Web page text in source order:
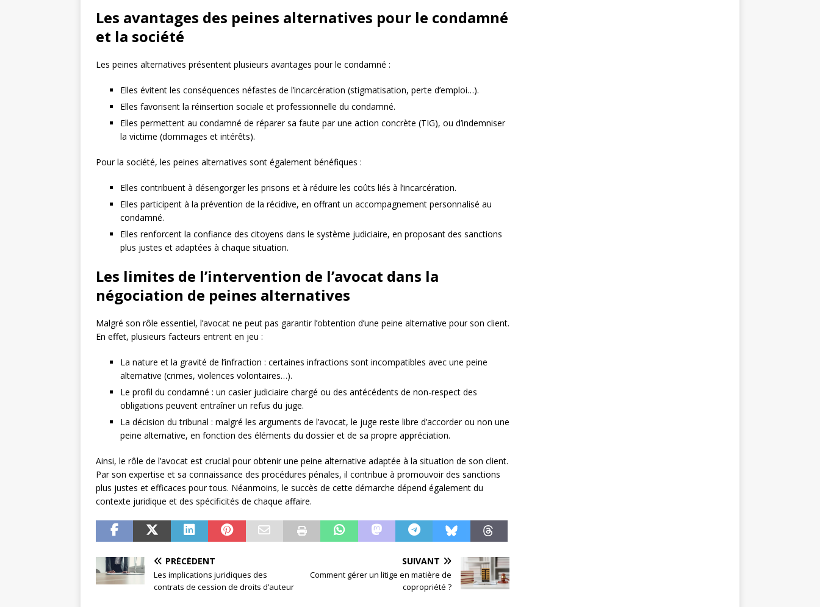
Les avantages des peines alternatives pour le condamné
et la société
Les peines alternatives présentent plusieurs avantages pour le condamné :
Elles évitent les conséquences néfastes de l’incarcération (stigmatisation, perte d’emploi…).
Elles favorisent la réinsertion sociale et professionnelle du condamné.
Elles permettent au condamné de réparer sa faute par une action concrète (TIG), ou d’indemniser
la victime (dommages et intérêts).
Pour la société, les peines alternatives sont également bénéfiques :
Elles contribuent à désengorger les prisons et à réduire les coûts liés à l’incarcération.
Elles participent à la prévention de la récidive, en offrant un accompagnement personnalisé au
condamné.
Elles renforcent la confiance des citoyens dans le système judiciaire, en proposant des sanctions
plus justes et adaptées à chaque situation.
Les limites de l’intervention de l’avocat dans la
négociation de peines alternatives
Malgré son rôle essentiel, l’avocat ne peut pas garantir l’obtention d’une peine alternative pour son client.
En effet, plusieurs facteurs entrent en jeu :
La nature et la gravité de l’infraction : certaines infractions sont incompatibles avec une peine
alternative (crimes, violences volontaires…).
Le profil du condamné : un casier judiciaire chargé ou des antécédents de non-respect des
obligations peuvent entraîner un refus du juge.
La décision du tribunal : malgré les arguments de l’avocat, le juge reste libre d’accorder ou non une
peine alternative, en fonction des éléments du dossier et de sa propre appréciation.
Ainsi, le rôle de l’avocat est crucial pour obtenir une peine alternative adaptée à la situation de son client.
Par son expertise et sa connaissance des procédures pénales, il contribue à promouvoir des sanctions
plus justes et efficaces pour tous. Néanmoins, le succès de cette démarche dépend également du
contexte juridique et des spécificités de chaque affaire.
PRÉCÉDENT
Les implications juridiques des
contrats de cession de droits d’auteur
SUIVANT
Comment gérer un litige en matière de
copropriété ?